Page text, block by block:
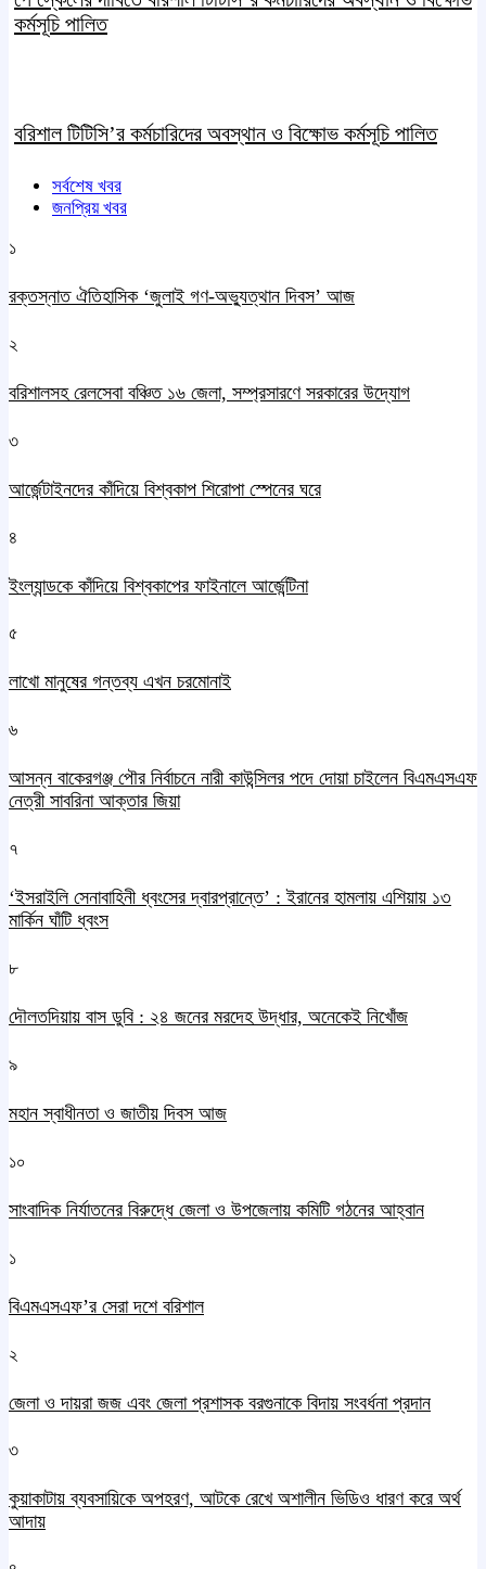
কর্মসূচি পালিত
বরিশাল টিটিসি’র কর্মচারিদের অবস্থান ও বিক্ষোভ কর্মসূচি পালিত
সর্বশেষ খবর
জনপ্রিয় খবর
১
রক্তস্নাত ঐতিহাসিক ‌‘জুলাই গণ-অভ্যুত্থান দিবস’ আজ
২
বরিশালসহ রেলসেবা বঞ্চিত ১৬ জেলা, সম্প্রসারণে সরকারের উদ্যোগ
৩
আর্জেন্টাইনদের কাঁদিয়ে বিশ্বকাপ শিরোপা স্পেনের ঘরে
৪
ইংল্যান্ডকে কাঁদিয়ে বিশ্বকাপের ফাইনালে আর্জেন্টিনা
৫
লাখো মানুষের গন্তব্য এখন চরমোনাই
৬
আসন্ন বাকেরগঞ্জ পৌর নির্বাচনে নারী কাউন্সিলর পদে দোয়া চাইলেন বিএমএসএফ
নেত্রী সাবরিনা আক্তার জিয়া
৭
‘ইসরাইলি সেনাবাহিনী ধ্বংসের দ্বারপ্রান্তে’ : ইরানের হামলায় এশিয়ায় ১৩
মার্কিন ঘাঁটি ধ্বংস
৮
দৌলতদিয়ায় বাস ডুবি : ২৪ জনের মরদেহ উদ্ধার, অনেকেই নিখোঁজ
৯
মহান স্বাধীনতা ও জাতীয় দিবস আজ
১০
সাংবাদিক নির্যাতনের বিরুদ্ধে জেলা ও উপজেলায় কমিটি গঠনের আহ্বান
১
বিএমএসএফ’র সেরা দশে বরিশাল
২
জেলা ও দায়রা জজ এবং জেলা প্রশাসক বরগুনাকে বিদায় সংবর্ধনা প্রদান
৩
কুয়াকাটায় ব্যবসায়িকে অপহরণ, আটকে রেখে অশালীন ভিডিও ধারণ করে অর্থ
আদায়